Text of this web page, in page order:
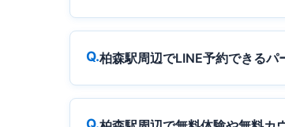
柏森駅周辺でLINE予約できるパ